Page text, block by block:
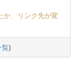
か、リンク先が変
覧)